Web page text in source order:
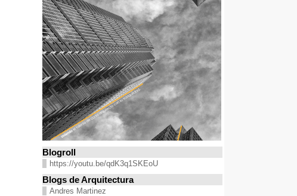
Blogroll
https://youtu.be/qdK3q1SKEoU
Blogs de Arquitectura
Andres Martinez